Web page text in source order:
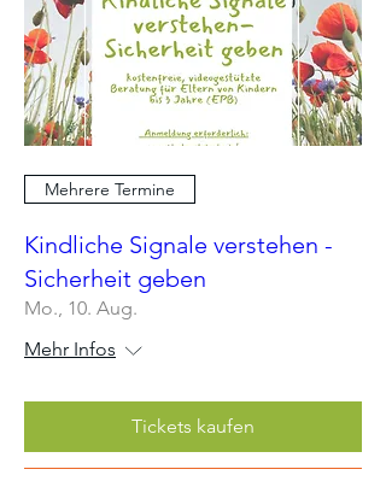
Mehrere Termine
Kindliche Signale verstehen -
Sicherheit geben
Mo., 10. Aug.
Mehr Infos
Tickets kaufen